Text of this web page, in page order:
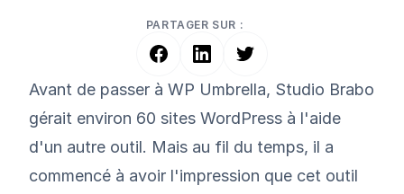
PARTAGER SUR :
Avant de passer à WP Umbrella, Studio Brabo
gérait environ 60 sites WordPress à l'aide
d'un autre outil. Mais au fil du temps, il a
commencé à avoir l'impression que cet outil